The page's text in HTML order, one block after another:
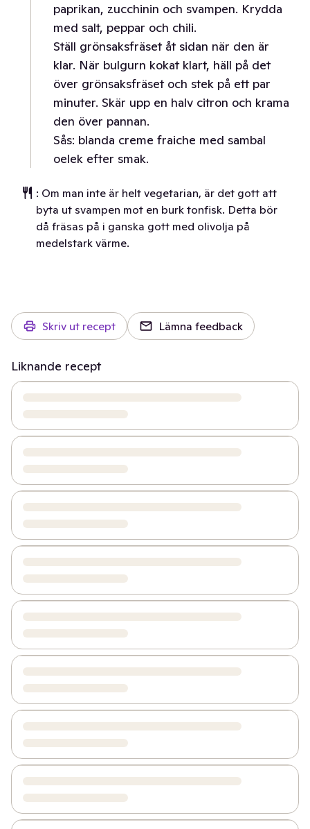
paprikan, zucchinin och svampen. Krydda
med salt, peppar och chili.
Ställ grönsaksfräset åt sidan när den är
klar. När bulgurn kokat klart, häll på det
över grönsaksfräset och stek på ett par
minuter. Skär upp en halv citron och krama
den över pannan.
Sås: blanda creme fraiche med sambal
oelek efter smak.
: Om man inte är helt vegetarian, är det gott att
byta ut svampen mot en burk tonfisk. Detta bör
då fräsas på i ganska gott med olivolja på
medelstark värme.
Skriv ut recept Lämna feedback
Liknande recept